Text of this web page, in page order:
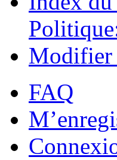
Modifier
FAQ